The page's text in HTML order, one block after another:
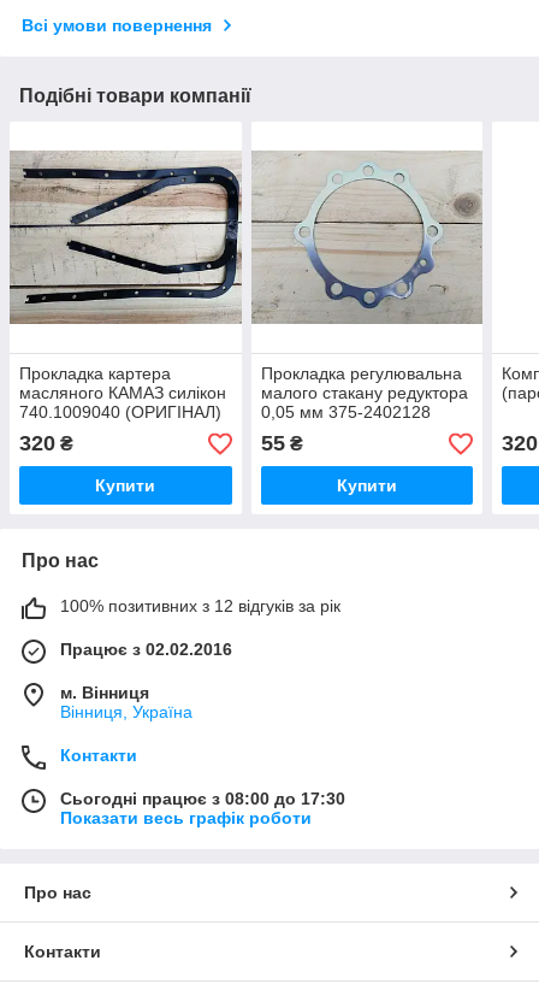
Всі умови повернення
Подібні товари компанії
Прокладка картера
масляного КАМАЗ силікон
740.1009040 (ОРИГІНАЛ)
320 ₴
Купити
Прокладка регулювальна
малого стакану редуктора
0,05 мм 375-2402128
(ОРИГІНАЛ)
55₴
Купити
320
Про нас
100% позитивних з 12 відгуків за рік
Працює з 02.02.2016
м. Вінниця
Вінниця, Україна
Контакти
Сьогодні працює з 08:00 до 17:30
Показати весь графік роботи
Про нас
Контакти